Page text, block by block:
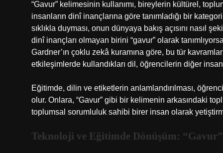
“Gavur” kelimesinin kullanımı, bireylerin kültürel,
insanların dinî inançlarına göre tanımladığı bir
sıklıkla duyması, onun dünyaya bakış açısını
dinî inançları olmayan birini “gavur” olarak
Gardner’ın çoklu zekâ kuramına göre, bu tür
etkileşimlerde kullandıkları dil, öğrencilerin diğer
Eğitimde, dilin ve etiketlerin anlamlandırılması,
olur. Onlara, “Gavur” gibi bir kelimenin arkasındaki
toplumsal sorumluluk sahibi birer insan olarak
Teknoloji ve Eğitimde Dönüşüm: